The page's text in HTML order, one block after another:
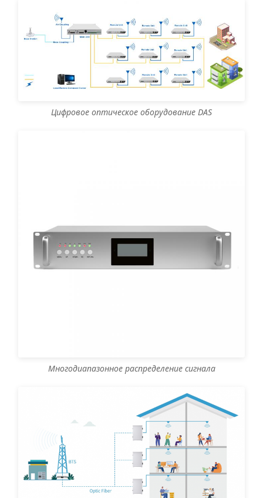
Цифровое оптическое оборудование DAS
Многодиапазонное распределение сигнала